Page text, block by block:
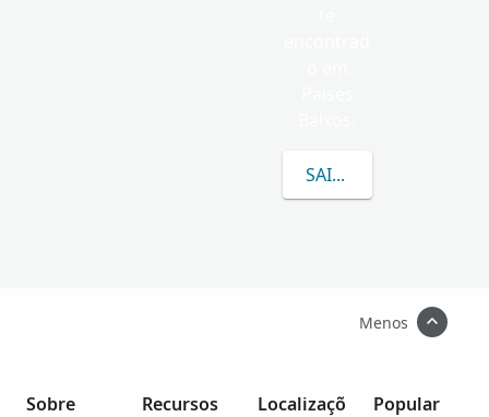
SAIBA MAIS SOBRE
Menos
Sobre
Recursos
Localizaçõ
Popular